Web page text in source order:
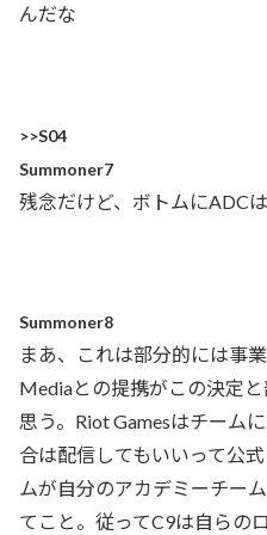
んだな
>>S04
Summoner7
残念だけど、ボトムにADCは
Summoner8
まあ、これは部分的には事
Mediaとの提携がこの決定
思う。Riot Gamesはチーム
合は配信してもいいって公
ムが自分のアカデミーチー
てこと。従ってC9は自らの